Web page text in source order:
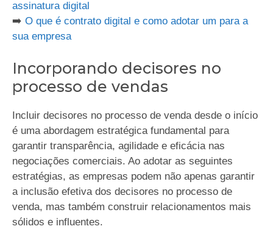
assinatura digital
➡️ O que é contrato digital e como adotar um para a
sua empresa
Incorporando decisores no
processo de vendas
Incluir decisores no processo de venda desde o início
é uma abordagem estratégica fundamental para
garantir transparência, agilidade e eficácia nas
negociações comerciais. Ao adotar as seguintes
estratégias, as empresas podem não apenas garantir
a inclusão efetiva dos decisores no processo de
venda, mas também construir relacionamentos mais
sólidos e influentes.